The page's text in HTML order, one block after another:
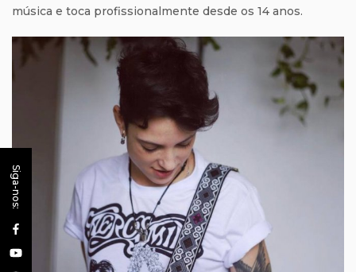
música e toca profissionalmente desde os 14 anos.
Siga-nos: